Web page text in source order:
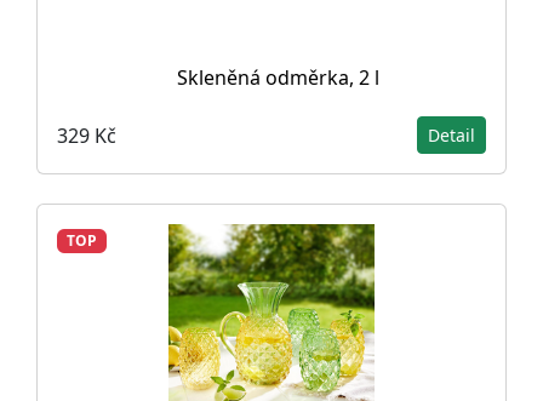
Skleněná odměrka, 2 l
329 Kč Detail
TOP